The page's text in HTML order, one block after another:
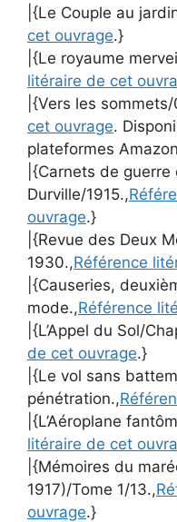
|{Le Couple au
cet ouvrage.}
|{Le royaume
litéraire de cet
|{Vers les
cet ouvrage.
plateformes
|{Carnets de guerre
Durville/1915.,
ouvrage.}
|{Revue des Deux
1930.,Référence
|{Causeries,
mode.,Référence
|{L’Appel du Sol/
de cet ouvrage.}
|{Le vol sans
pénétration.,
|{L’Aéroplane
litéraire de cet
|{Mémoires du
1917)/Tome 1/13.,
ouvrage.}